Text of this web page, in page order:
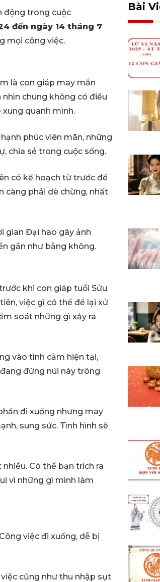
động trong cuộc
đến ngày 14 tháng 7
mọi công việc.
là con giáp may mắn
chung không có điều
quanh mình.
phúc viên mãn, những
chia sẻ trong cuộc sống.
có kế hoạch từ trước để
càng phải dè chừng, nhất
gian Đại hao gây ảnh
gần như bằng không.
khi con giáp tuổi Sửu
việc gì có thể để lại xử
soát những gì xảy ra
vào tình cảm hiện tại,
đứng núi này trông
đi xuống nhưng may
sung sức. Tình hình sẽ
Có thể bạn trích ra
vì những gì mình làm
việc đi xuống, dễ bị
cũng như thu nhập sụt
Bài